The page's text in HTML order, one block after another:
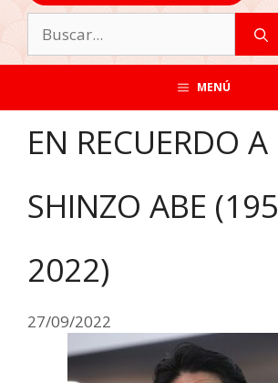
MENÚ
EN RECUERDO A
SHINZO ABE
2022)
27/09/2022